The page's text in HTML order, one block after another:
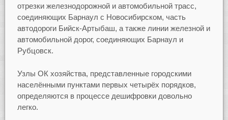
отрезки железнодорожной и автомобильной трасс,
соединяющих Барнаул с Новосибирском, часть
автодороги Бийск-Артыбаш, а также линии железной и
автомобильной дорог, соединяющих Барнаул и
Рубцовск.
Узлы ОК хозяйства, представленные городскими
населёнными пунктами первых четырёх порядков,
определяются в процессе дешифровки довольно
легко.